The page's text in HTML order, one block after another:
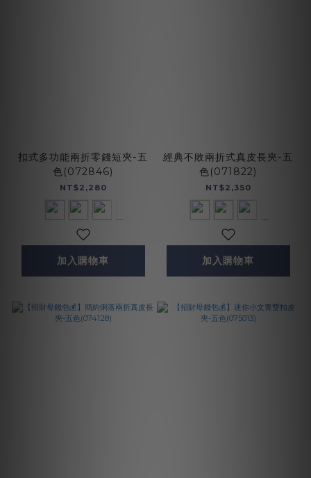
扣式多功能兩折零錢短夾-五
色(072846)
NT$2,280
加入購物車
經典不敗兩折式真皮長夾-五
色(071822)
NT$2,350
加入購物車